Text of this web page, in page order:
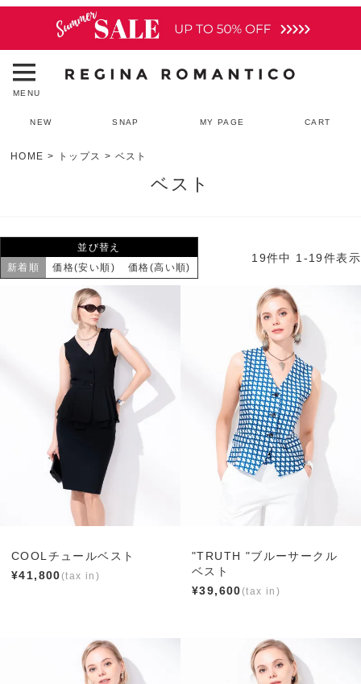
MENU
NEW SNAP MY PAGE CART
HOME トップス ベスト
ベスト
並び替え
新着順
価格(安い順) 価格(高い順)
19件中 1 -19件表示
COOLチュールベスト
¥41,800
"TRUTH "ブルーサークル
ベスト
¥39,600